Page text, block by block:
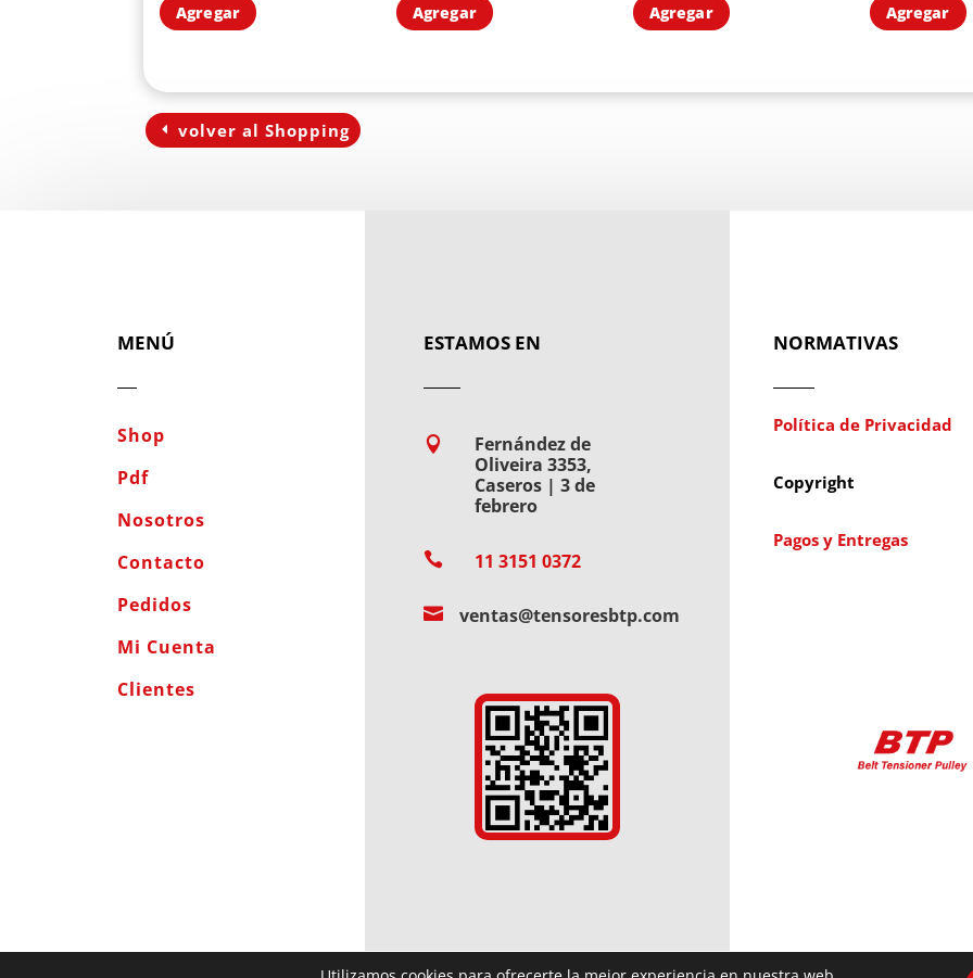
Agregar Agregar Agregar Agregar
volver al Shopping
MENÚ
Shop
Pdf
Nosotros
Contacto
Pedidos
Mi Cuenta
Clientes
ESTAMOS EN

Fernández de
Oliveira 3353,
Caseros | 3 de
febrero
 11 3151 0372
 ventas@tensoresbtp.com
NORMATIVAS
Política de Privacidad
Copyright
Pagos y Entregas